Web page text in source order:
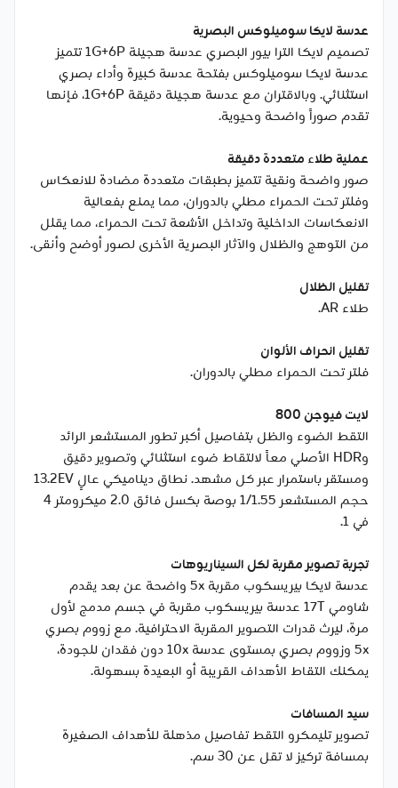
عدسة لايكا سوميلوكس البصرية
تصميم لايكا الترا بيور البصري عدسة هجينة 1G+6P تتميز
عدسة لايكا سوميلوكس بفتحة عدسة كبيرة وأداء بصري
استثنائي. وبالاقتران مع عدسة هجينة دقيقة 1G+6P، فإنها
تقدم صوراً واضحة وحيوية.
عملية طلاء متعددة دقيقة
صور واضحة ونقية تتميز بطبقات متعددة مضادة للانعكاس
وفلتر تحت الحمراء مطلي بالدوران، مما يمنع بفعالية
الانعكاسات الداخلية وتداخل الأشعة تحت الحمراء، مما يقلل
من التوهج والظلال والآثار البصرية الأخرى لصور أوضح وأنقى.
تقليل الظلال
طلاء AR.
تقليل انحراف الألوان
فلتر تحت الحمراء مطلي بالدوران.
لايت فيوجن 800
التقط الضوء والظل بتفاصيل أكبر تطور المستشعر الرائد
وHDR الأصلي معاً لالتقاط ضوء استثنائي وتصوير دقيق
ومستقر باستمرار عبر كل مشهد. نطاق ديناميكي عالٍ 13.2EV
حجم المستشعر 1/1.55 بوصة بكسل فائق 2.0 ميكرومتر 4
في 1.
تجربة تصوير مقربة لكل السيناريوهات
عدسة لايكا بيريسكوب مقربة 5x واضحة عن بعد يقدم
شاومي 17T عدسة بيريسكوب مقربة في جسم مدمج لأول
مرة، ليرث قدرات التصوير المقربة الاحترافية. مع زووم بصري
5x وزووم بصري بمستوى عدسة 10x دون فقدان للجودة،
يمكنك التقاط الأهداف القريبة أو البعيدة بسهولة.
سيد المسافات
تصوير تليمكرو التقط تفاصيل مذهلة للأهداف الصغيرة
بمسافة تركيز لا تقل عن 30 سم.